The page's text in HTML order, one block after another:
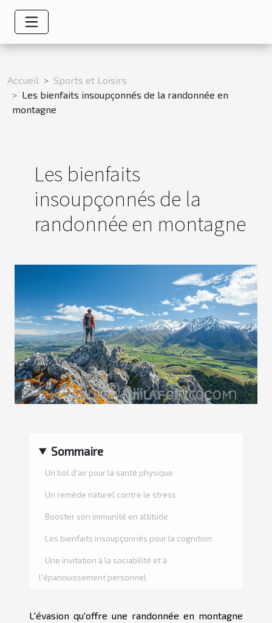
Accueil
Sports et Loisirs
Les bienfaits insoupçonnés de la randonnée en
montagne
Les bienfaits
insoupçonnés de la
randonnée en montagne
Sommaire
Un bol d'air pour la santé physique
Un remède naturel contre le stress
Booster son immunité en altitude
Les bienfaits insoupçonnés pour la cognition
Une invitation à la sociabilité et à
l'épanouissement personnel
L'évasion qu'offre une randonnée en montagne